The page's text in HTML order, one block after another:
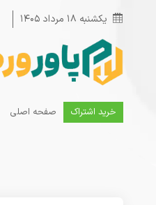
یکشنبه ۱۸ مرداد ۱۴۰۵
خرید اشتراک صفحه اصلی